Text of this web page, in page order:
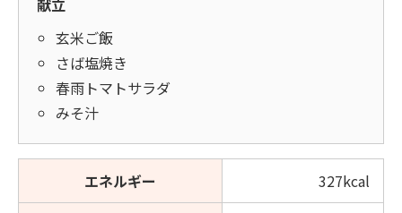
献立
玄米ご飯
さば塩焼き
春雨トマトサラダ
みそ汁
エネルギー 327kcal